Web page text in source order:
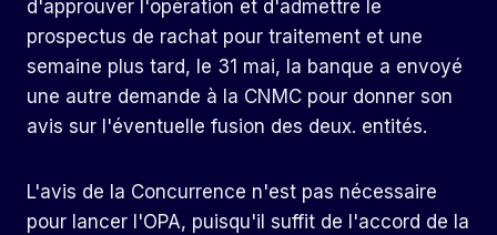
d'approuver l'opération et d'admettre le
prospectus de rachat pour traitement et une
semaine plus tard, le 31 mai, la banque a envoyé
une autre demande à la CNMC pour donner son
avis sur l'éventuelle fusion des deux. entités.
L'avis de la Concurrence n'est pas nécessaire
pour lancer l'OPA, puisqu'il suffit de l'accord de la